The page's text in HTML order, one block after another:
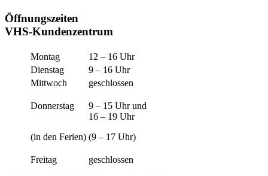
Öffnungszeiten
VHS-Kundenzentrum
Montag
12 – 16 Uhr
Dienstag
9 – 16 Uhr
Mittwoch
geschlossen
Donnerstag
(in den Ferien)
9 – 15 Uhr und
16 – 19 Uhr
(9 – 17 Uhr)
Freitag geschlossen